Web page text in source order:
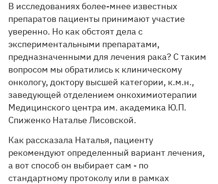
В исследованиях более-мнее известных
препаратов пациенты принимают участие
уверенно. Но как обстоят дела с
экспериментальными препаратами,
предназначенными для лечения рака? С таким
вопросом мы обратились к клиническому
онкологу, доктору высшей категории, к.м.н.,
заведующей отделением онкохимиотерапии
Медицинского центра им. академика Ю.П.
Спиженко Наталье Лисовской.
Как рассказала Наталья, пациенту
рекомендуют определенный вариант лечения,
а вот способ он выбирает сам - по
стандартному протоколу или в рамках